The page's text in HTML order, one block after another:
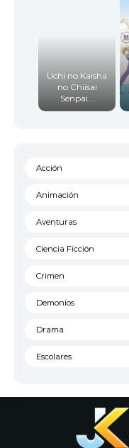
Uchi no Kaisha
no Chiisai
Senpai...
Acción
Animación
Aventuras
Ciencia Ficción
Crimen
Demonios
Drama
Escolares